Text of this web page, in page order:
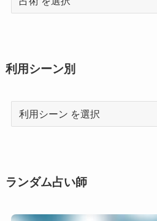
術
利用シーン別
利
用
ン
ランダム占い師